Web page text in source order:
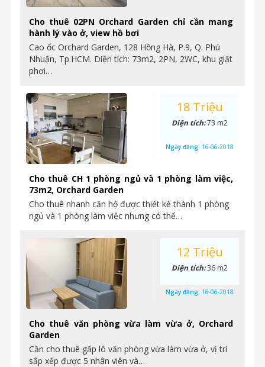
Cho thuê 02PN Orchard Garden chỉ cần mang
hành lý vào ở, view hồ bơi
Cao ốc Orchard Garden, 128 Hồng Hà, P.9, Q. Phú
Nhuận, Tp.HCM. Diện tích: 73m2, 2PN, 2WC, khu giặt
phơi…
Cho thuê CH 1 phòng ngủ và 1 phòng làm việc,
73m2, Orchard Garden
Cho thuê nhanh căn hộ được thiết kế thành 1 phòng
ngủ và 1 phòng làm việc nhưng có thể…
18 Triệu
Diện tích:73 m2
Ngày đăng: 16-06-2018
Cho thuê văn phòng vừa làm vừa ở, Orchard
Garden
Cần cho thuê gấp lô văn phòng vừa làm vừa ở, vị trí
sắp xếp được 5 nhân viên và…
12 Triệu
Diện tích:36 m2
Ngày đăng: 16-06-2018